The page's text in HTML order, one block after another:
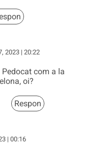
2023 | 20:22
com a la
oi?
Respon
| 00:16